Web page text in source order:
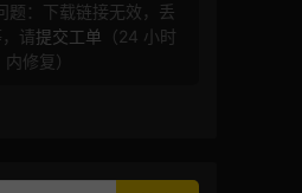
：下载链接无效，丢
请提交工单 （24 小时
内修复）